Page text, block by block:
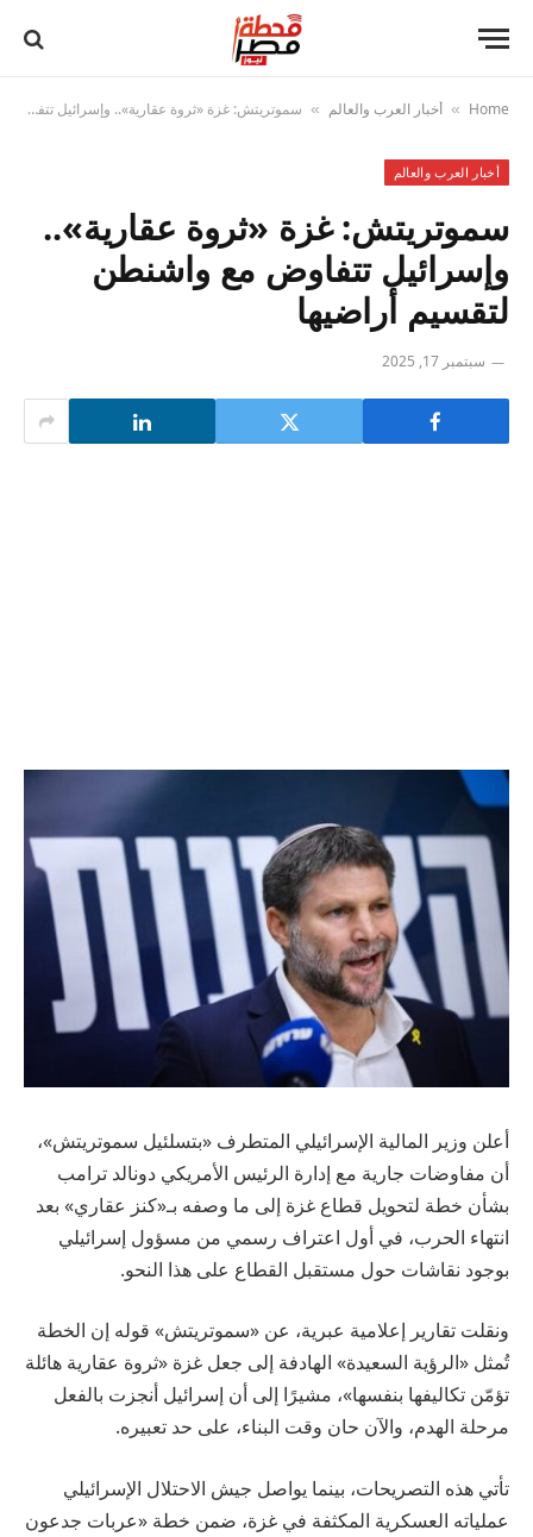
Home
» أخبار العرب والعالم » سموتريتش: غزة «ثروة عقارية».. وإسرائيل تتفاوض مع واشنطن لتقسيم أراضيها
أخبار العرب والعالم
سموتريتش: غزة «ثروة عقارية»..
وإسرائيل تتفاوض مع واشنطن
لتقسيم أراضيها
سبتمبر 17, 2025
أعلن وزير المالية الإسرائيلي المتطرف «بتسلئيل سموتريتش»،
أن مفاوضات جارية مع إدارة الرئيس الأمريكي دونالد ترامب
بشأن خطة لتحويل قطاع غزة إلى ما وصفه بـ«كنز عقاري» بعد
انتهاء الحرب، في أول اعتراف رسمي من مسؤول إسرائيلي
بوجود نقاشات حول مستقبل القطاع على هذا النحو.
ونقلت تقارير إعلامية عبرية، عن «سموتريتش» قوله إن الخطة
تُمثل «الرؤية السعيدة» الهادفة إلى جعل غزة «ثروة عقارية هائلة
تؤمّن تكاليفها بنفسها»، مشيرًا إلى أن إسرائيل أنجزت بالفعل
مرحلة الهدم، والآن حان وقت البناء، على حد تعبيره.
تأتي هذه التصريحات، بينما يواصل جيش الاحتلال الإسرائيلي
عملياته العسكرية المكثفة في غزة، ضمن خطة «عربات جدعون